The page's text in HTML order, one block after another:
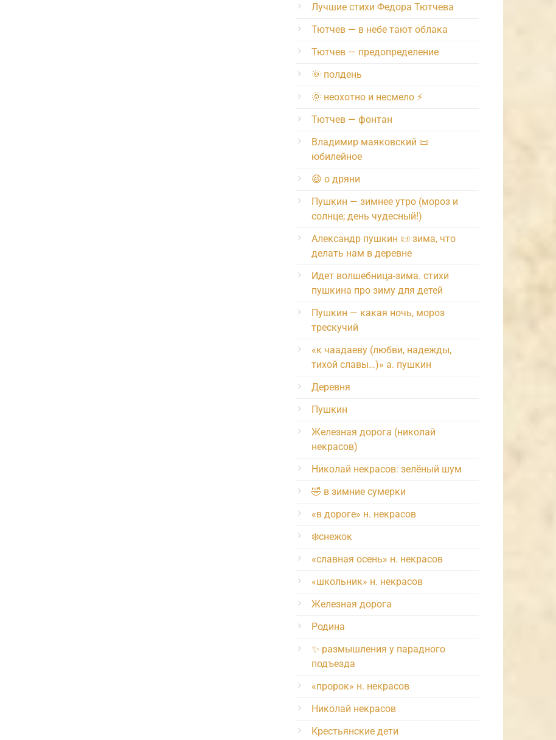
Лучшие стихи Федора Тютчева
Тютчев — в небе тают облака
Тютчев — предопределение
🌞 полдень
🌞 неохотно и несмело ⚡️
Тютчев — фонтан
Владимир маяковский 📜
юбилейное
😆 о дряни
Пушкин — зимнее утро (мороз и
солнце; день чудесный!)
Александр пушкин 📜 зима, что
делать нам в деревне
Идет волшебница-зима. стихи
пушкина про зиму для детей
Пушкин — какая ночь, мороз
трескучий
«к чаадаеву (любви, надежды,
тихой славы…)» а. пушкин
Деревня
Пушкин
Железная дорога (николай
некрасов)
Николай некрасов: зелёный шум
🤣 в зимние сумерки
«в дороге» н. некрасов
❄️снежок
«славная осень» н. некрасов
«школьник» н. некрасов
Железная дорога
Родина
✨ размышления у парадного
подъезда
«пророк» н. некрасов
Николай некрасов
Крестьянские дети